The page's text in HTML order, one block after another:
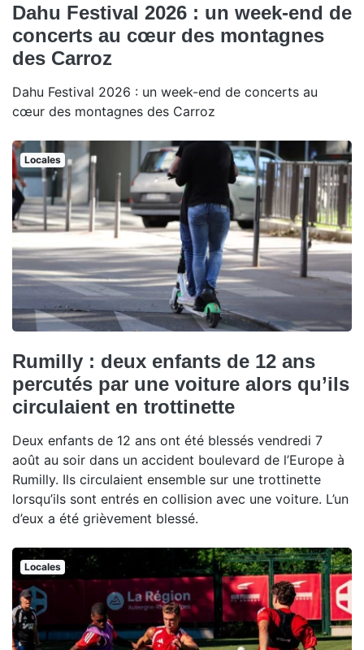
Dahu Festival 2026 : un week-end de
concerts au cœur des montagnes
des Carroz
Dahu Festival 2026 : un week-end de concerts au
cœur des montagnes des Carroz
Locales
Rumilly : deux enfants de 12 ans
percutés par une voiture alors qu’ils
circulaient en trottinette
Deux enfants de 12 ans ont été blessés vendredi 7
août au soir dans un accident boulevard de l’Europe à
Rumilly. Ils circulaient ensemble sur une trottinette
lorsqu’ils sont entrés en collision avec une voiture. L’un
d’eux a été grièvement blessé.
Locales